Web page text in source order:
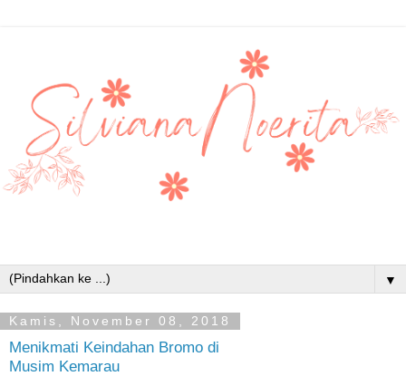
▼
Kamis, November 08, 2018
Menikmati Keindahan Bromo di
Musim Kemarau